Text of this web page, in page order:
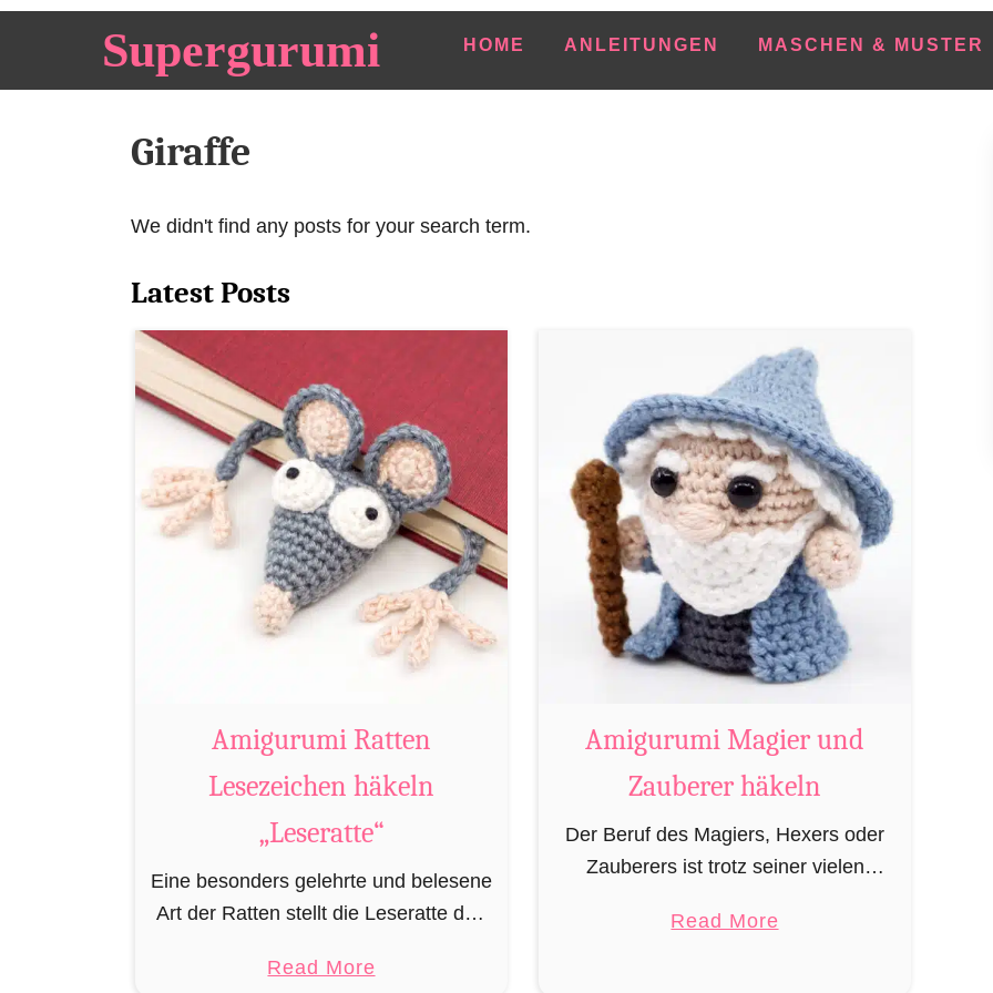
i
HOME ANLEITUNGEN MASCHEN & MUSTER
Supergurumi
Giraffe
We didn't find any posts for your search term.
Latest Posts
Amigurumi Ratten
Lesezeichen häkeln
„Leseratte“
Eine besonders gelehrte und belesene
Art der Ratten stellt die Leseratte dar.
und/oder privaten Bücherregalen
Read Morea
Amigurumi Magier und
Zauberer häkeln
Der Beruf des Magiers, Hexers oder
Zauberers ist trotz seiner vielen
Gandalf und Merlin sehr in
Read Morea